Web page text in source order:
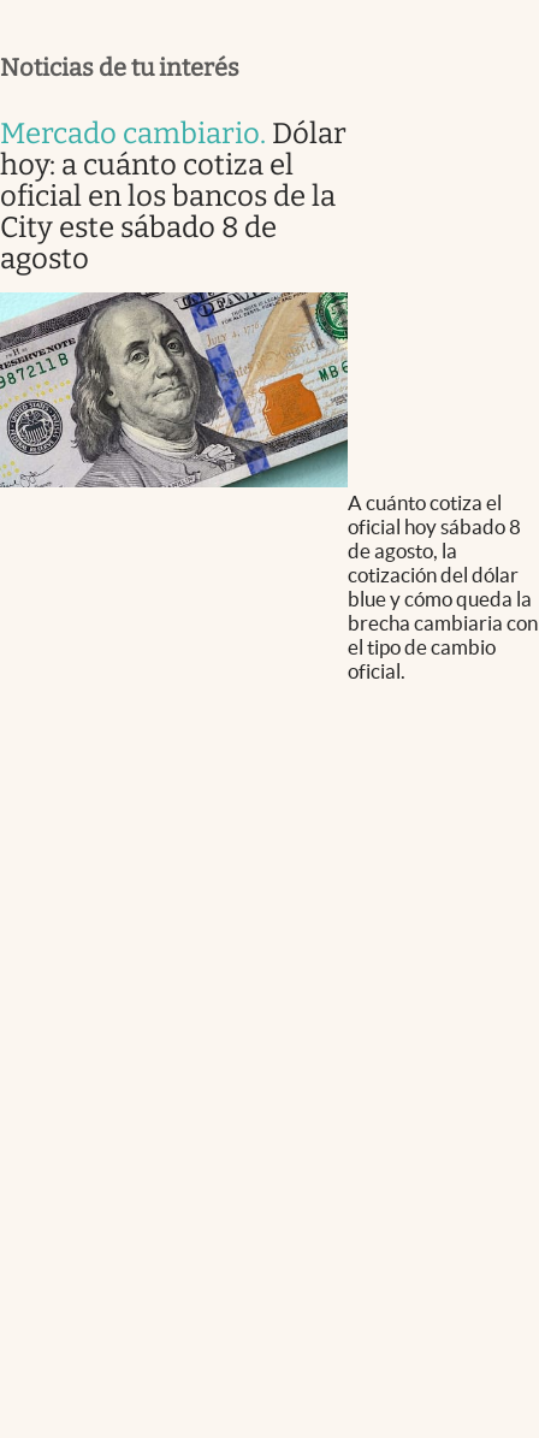
Noticias de tu interés
Mercado cambiario. Dólar
hoy: a cuánto cotiza el
oficial en los bancos de la
City este sábado 8 de
agosto
A cuánto cotiza el
oficial hoy sábado 8
de agosto, la
cotización del dólar
blue y cómo queda la
brecha cambiaria con
el tipo de cambio
oficial.